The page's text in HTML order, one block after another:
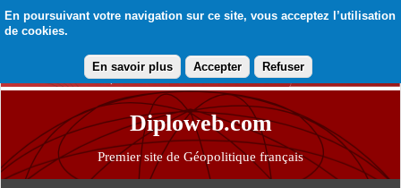
En poursuivant votre navigation sur ce site, vous acceptez l’utilisation
de cookies.
En savoir plus Accepter Refuser
Diploweb.com
Premier site de Géopolitique français